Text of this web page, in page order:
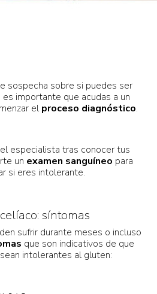
sospecha sobre si puedes ser
importante que acudas a un
el proceso diagnóstico.
especialista tras conocer tus
un examen sanguíneo para
si eres intolerante.
síntomas
sufrir durante meses o incluso
que son indicativos de que
intolerantes al gluten: